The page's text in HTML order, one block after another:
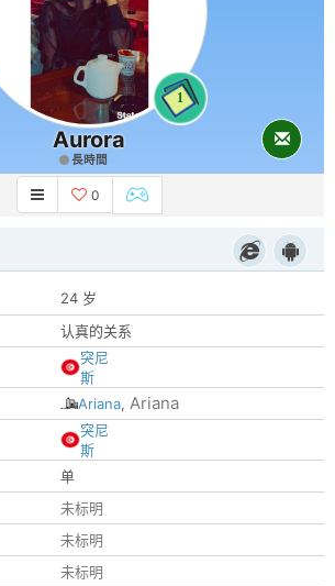
1
Aurora
長時間
0
24 岁
认真的关系
突尼
斯
Ariana, Ariana
突尼
斯
单
未标明
未标明
未标明